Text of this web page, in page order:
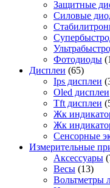
Защитные
Силовые
Фотодиоды
Дисплеи (65)
Ips дисплеи
Oled дисплеи
Tft дисплеи
Жк
Жк
Сенсорные
Измерительные
Аксессуары
Весы (13)
Вольтметры